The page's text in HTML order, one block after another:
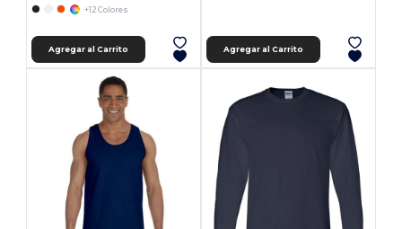
+12 Colores
Agregar al Carrito Agregar al Carrito